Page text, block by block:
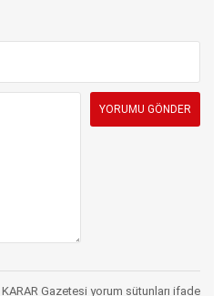
KARAR Gazetesi yorum sütunları ifade